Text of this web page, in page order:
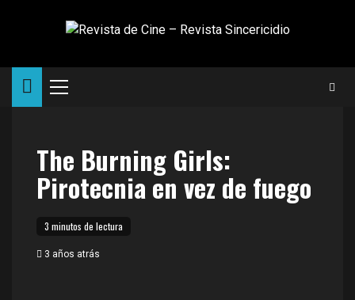
Menú
The Burning Girls:
Pirotecnia en vez de fuego
3 minutos de lectura
3 años atrás